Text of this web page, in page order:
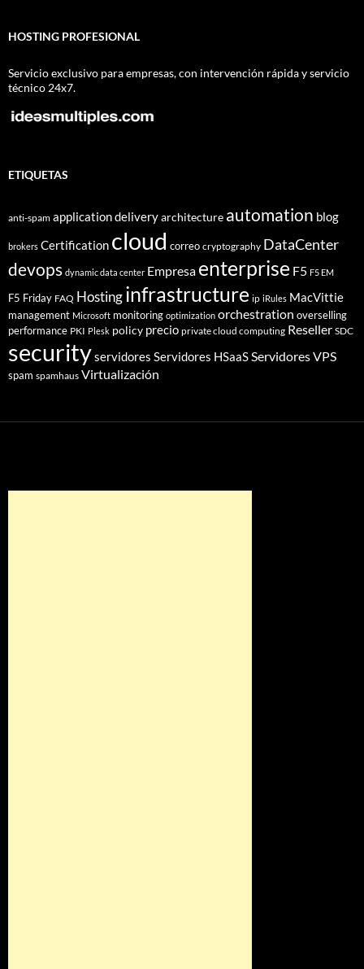
HOSTING PROFESIONAL
Servicio exclusivo para empresas, con intervención rápida y servicio
técnico 24x7.
ETIQUETAS
anti-spam application deliveryarchitecture automation blog
brokers Certification cloud correo cryptography DataCenter
devops dynamic data center Empresa enterprise F5 F5 EM
F5 Friday FAQ Hostinginfrastructure ip iRules MacVittie
management Microsoft monitoring optimization orchestration overselling
performance PKI Plesk policy precio private cloud computing Reseller SDC
securityservidores Servidores HSaaSServidores VPS
spam spamhaus Virtualización